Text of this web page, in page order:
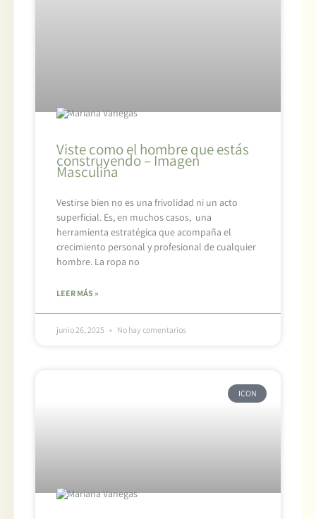
Viste como el hombre que estás
construyendo – Imagen
Masculina
Vestirse bien no es una frivolidad ni un acto
superficial. Es, en muchos casos, una
herramienta estratégica que acompaña el
crecimiento personal y profesional de cualquier
hombre. La ropa no
LEER MÁS »
junio 26, 2025 No hay comentarios
ICON